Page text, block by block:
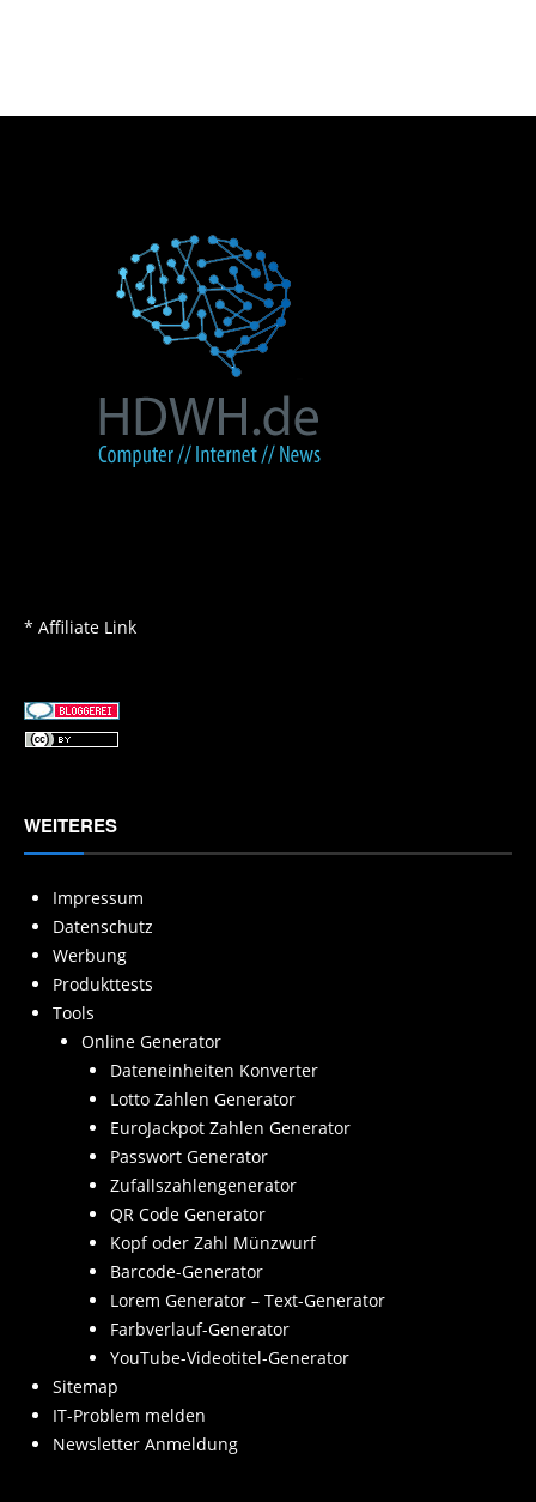
* Affiliate Link
WEITERES
Impressum
Datenschutz
Werbung
Produkttests
Tools
Online Generator
Dateneinheiten Konverter
Lotto Zahlen Generator
EuroJackpot Zahlen Generator
Passwort Generator
Zufallszahlengenerator
QR Code Generator
Kopf oder Zahl Münzwurf
Barcode-Generator
Lorem Generator – Text-Generator
Farbverlauf-Generator
YouTube-Videotitel-Generator
Sitemap
IT-Problem melden
Newsletter Anmeldung